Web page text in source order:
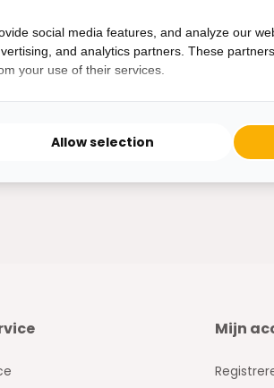
Bereikbaar van ma - vr
0162-231130
Mijn
social media features, and analyze our
and analytics partners. These
your use of their services.
Allow selection